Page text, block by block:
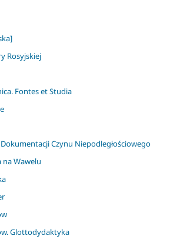
Rosyjskiej
Fontes et Studia
Czynu Niepodległościowego
Wawelu
Glottodydaktyka